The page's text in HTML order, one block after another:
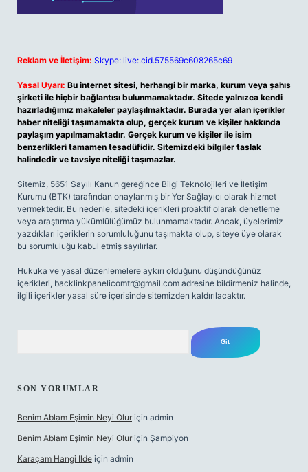
Reklam ve İletişim: Skype: live:.cid.575569c608265c69
Yasal Uyarı: Bu internet sitesi, herhangi bir marka, kurum veya şahıs
şirketi ile hiçbir bağlantısı bulunmamaktadır. Sitede yalnızca kendi
hazırladığımız makaleler paylaşılmaktadır. Burada yer alan içerikler
haber niteliği taşımamakta olup, gerçek kurum ve kişiler hakkında
paylaşım yapılmamaktadır. Gerçek kurum ve kişiler ile isim
benzerlikleri tamamen tesadüfidir. Sitemizdeki bilgiler taslak
halindedir ve tavsiye niteliği taşımazlar.
Sitemiz, 5651 Sayılı Kanun gereğince Bilgi Teknolojileri ve İletişim
Kurumu (BTK) tarafından onaylanmış bir Yer Sağlayıcı olarak hizmet
vermektedir. Bu nedenle, sitedeki içerikleri proaktif olarak denetleme
veya araştırma yükümlülüğümüz bulunmamaktadır. Ancak, üyelerimiz
yazdıkları içeriklerin sorumluluğunu taşımakta olup, siteye üye olarak
bu sorumluluğu kabul etmiş sayılırlar.
Hukuka ve yasal düzenlemelere aykırı olduğunu düşündüğünüz
içerikleri, backlinkpanelicomtr@gmail.com adresine bildirmeniz halinde,
ilgili içerikler yasal süre içerisinde sitemizden kaldırılacaktır.
SON YORUMLAR
Benim Ablam Eşimin Neyi Olur için admin
Benim Ablam Eşimin Neyi Olur için Şampiyon
Karaçam Hangi Ilde için admin